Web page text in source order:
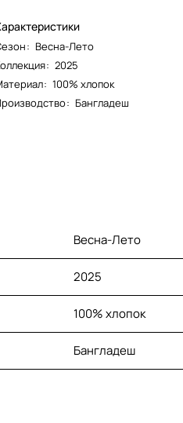
: Весна-Лето
: 2025
: 100% хлопок
: Бангладеш
Весна-Лето
2025
100% хлопок
Бангладеш